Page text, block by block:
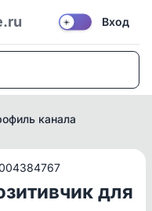
☀️ Вход
канала
для